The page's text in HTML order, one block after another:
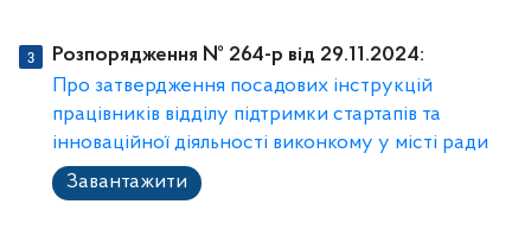
Розпорядження № 264-р від 29.11.2024:
Про затвердження посадових інструкцій
працівників відділу підтримки стартапів та
інноваційної діяльності виконкому у місті ради
Завантажити